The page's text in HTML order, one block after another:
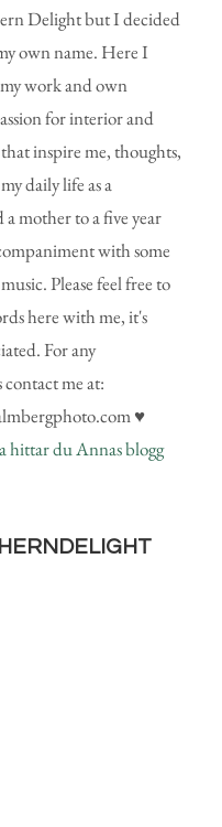
Delight but I decided
own name. Here I
work and own
for interior and
inspire me, thoughts,
daily life as a
a mother to a five year
with some
Please feel free to
here with me, it's
For any
me at:
♥
hittar du Annas blogg